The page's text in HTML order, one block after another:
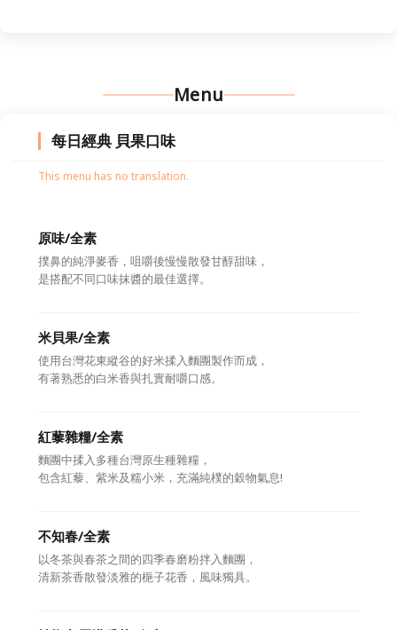
Menu
每日經典 貝果口味
This menu has no translation.
原味/全素
撲鼻的純淨麥香，咀嚼後慢慢散發甘醇甜味，
是搭配不同口味抹醬的最佳選擇。
米貝果/全素
使用台灣花東縱谷的好米揉入麵團製作而成，
有著熟悉的白米香與扎實耐嚼口感。
紅藜雜糧/全素
麵團中揉入多種台灣原生種雜糧，
包含紅藜、紫米及糯小米，充滿純樸的穀物氣息!
不知春/全素
以冬茶與春茶之間的四季春磨粉拌入麵團，
清新茶香散發淡雅的梔子花香，風味獨具。